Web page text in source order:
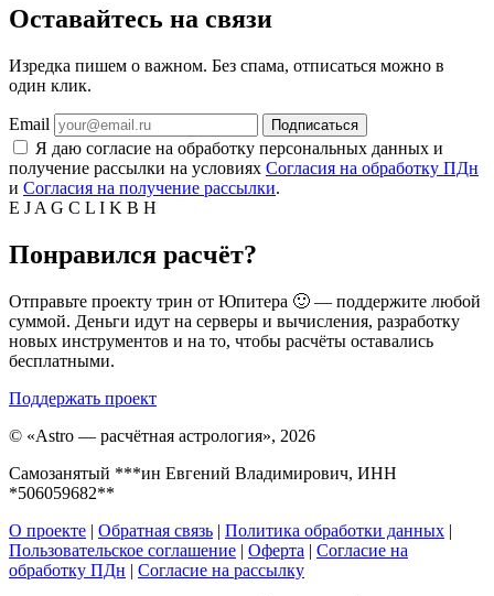
Оставайтесь на связи
Изредка пишем о важном. Без спама, отписаться можно в
один клик.
Email Подписаться
Я даю согласие на обработку персональных данных и
получение рассылки на условиях Согласия на обработку ПДн
и Согласия на получение рассылки.
E J A G C L I K B H
Понравился расчёт?
Отправьте проекту трин от Юпитера 🙂 — поддержите любой
суммой. Деньги идут на серверы и вычисления, разработку
новых инструментов и на то, чтобы расчёты оставались
бесплатными.
Поддержать проект
© «Astro — расчётная астрология», 2026
Самозанятый ***ин Евгений Владимирович, ИНН
*506059682**
О проекте | Обратная связь | Политика обработки данных |
Пользовательское соглашение | Оферта | Согласие на
обработку ПДн | Согласие на рассылку